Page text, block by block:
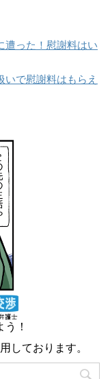
遭った！慰謝料はい
いで慰謝料はもらえ
！
しております。